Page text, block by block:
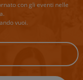
con gli eventi nelle
vuoi.